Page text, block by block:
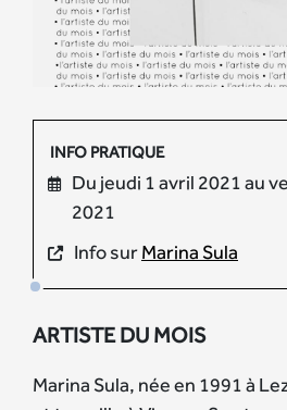
INFO PRATIQUE
Du jeudi 1 avril 2021 au
2021
Info surMarina Sula
ARTISTE DU MOIS
Marina Sula, née en 1991 à